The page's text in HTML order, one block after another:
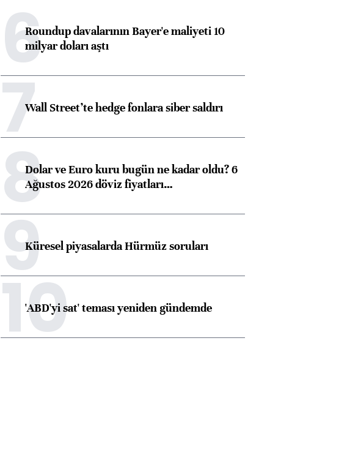
6Roundup davalarının Bayer'e maliyeti 10
milyar doları aştı
7Wall Street’te hedge fonlara siber saldırı
8Dolar ve Euro kuru bugün ne kadar oldu? 6
Ağustos 2026 döviz fiyatları…
9Küresel piyasalarda Hürmüz soruları
10
'ABD'yi sat' teması yeniden gündemde